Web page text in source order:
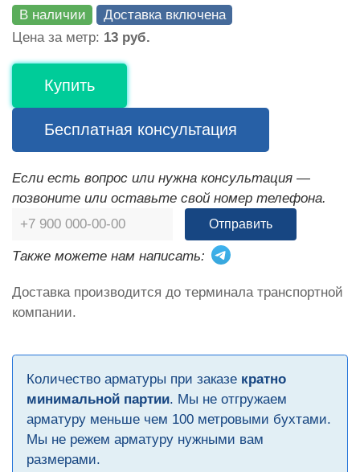
В наличии
Доставка включена
Цена за метр: 13 руб.
Купить
Бесплатная консультация
Если есть вопрос или нужна консультация —
позвоните или оставьте свой номер телефона.
Отправить
Также можете нам написать:
Доставка производится до терминала транспортной
компании.
Количество арматуры при заказе кратно
минимальной партии. Мы не отгружаем
арматуру меньше чем 100 метровыми бухтами.
Мы не режем арматуру нужными вам
размерами.